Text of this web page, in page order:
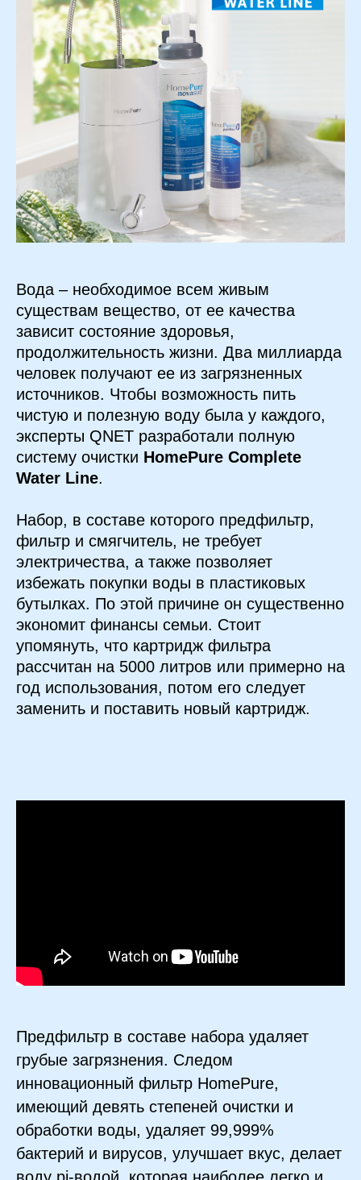
Вода – необходимое всем живым
существам вещество, от ее качества
зависит состояние здоровья,
продолжительность жизни. Два миллиарда
человек получают ее из загрязненных
источников. Чтобы возможность пить
чистую и полезную воду была у каждого,
эксперты QNET разработали полную
систему очистки HomePure Complete
Water Line.
Набор, в составе которого предфильтр,
фильтр и смягчитель, не требует
электричества, а также позволяет
избежать покупки воды в пластиковых
бутылках. По этой причине он существенно
экономит финансы семьи. Стоит
упомянуть, что картридж фильтра
рассчитан на 5000 литров или примерно на
год использования, потом его следует
заменить и поставить новый картридж.
Предфильтр в составе набора удаляет
грубые загрязнения. Следом
инновационный фильтр HomePure,
имеющий девять степеней очистки и
обработки воды, удаляет 99,999%
бактерий и вирусов, улучшает вкус, делает